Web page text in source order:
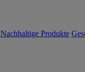
Nachhaltige Produkte